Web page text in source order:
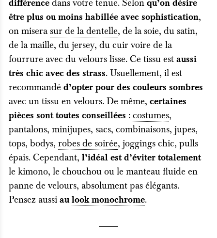
différencedans votre tenue. Selon qu’on désire
être plus ou moins habillée avec sophistication,
on misera sur de la dentelle, de la soie, du satin,
de la maille, du jersey, du cuir voire de la
fourrure avec du velours lisse. Ce tissu est aussi
très chic avec des strass. Usuellement, il est
recommandé d’opter pour des couleurs sombres
avec un tissu en velours. De même, certaines
pièces sont toutes conseillées : costumes,
pantalons, minijupes, sacs, combinaisons, jupes,
tops, bodys, robes de soirée, joggings chic, pulls
épais. Cependant, l’idéal est d’éviter totalement
le kimono, le chouchou ou le manteau fluide en
panne de velours, absolument pas élégants.
Pensez aussi aulook monochrome.